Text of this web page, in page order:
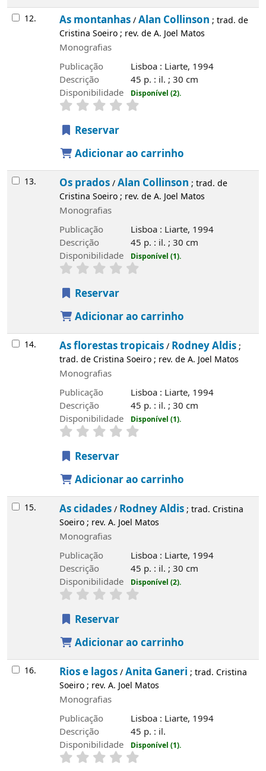
12. As montanhas/Alan Collinson ; trad. de
Cristina Soeiro ; rev. de A. Joel Matos
Monografias
Publicação
Lisboa : Liarte, 1994
Descrição
45 p. : il. ; 30 cm
Disponibilidade
Disponível (2).
Reservar
Adicionar ao carrinho
13. Os prados/Alan Collinson ; trad. de
Cristina Soeiro ; rev. de A. Joel Matos
Monografias
Publicação
Lisboa : Liarte, 1994
Descrição
45 p. : il. ; 30 cm
Disponibilidade
Disponível (1).
Reservar
Adicionar ao carrinho
14. As florestas tropicais/ Rodney Aldis;
trad. de Cristina Soeiro ; rev. de A. Joel Matos
Monografias
Publicação
Lisboa : Liarte, 1994
Descrição
45 p. : il. ; 30 cm
Disponibilidade
Disponível (1).
Reservar
Adicionar ao carrinho
15. As cidades/ Rodney Aldis; trad. Cristina
Soeiro ; rev. A. Joel Matos
Monografias
Publicação
Lisboa : Liarte, 1994
Descrição
45 p. : il. ; 30 cm
Disponibilidade
Disponível (2).
Reservar
Adicionar ao carrinho
16. Rios e lagos/Anita Ganeri ; trad. Cristina
Soeiro ; rev. A. Joel Matos
Monografias
Publicação
Lisboa : Liarte, 1994
Descrição
45 p. : il.
Disponibilidade
Disponível (1).